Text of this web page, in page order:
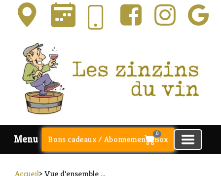
Menu Bons cadeaux / Abonnements Box
0
Accueil> Vue d'ensemble ...